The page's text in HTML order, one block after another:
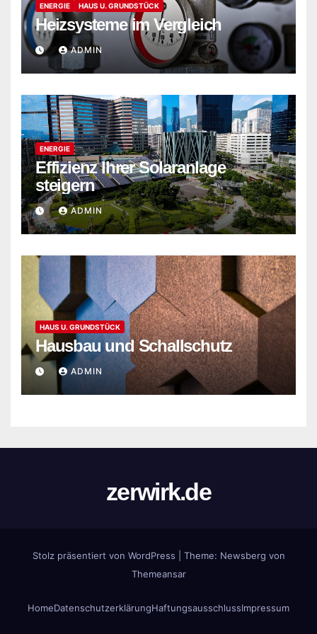
ENERGIE HAUS U. GRUNDSTÜCK
Heizsysteme im Vergleich
ADMIN
ENERGIE
Effizienz Ihrer Solaranlage
steigern
ADMIN
HAUS U. GRUNDSTÜCK
Hausbau und Schallschutz
ADMIN
zerwirk.de
Stolz präsentiert von WordPress Theme: Newsberg von
Themeansar
HomeDatenschutzerklärungHaftungsausschlussImpressum